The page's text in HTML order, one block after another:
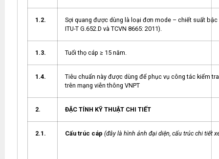
1.2.
Sợi quang được dùng là loại đơn mode – chiết suất
ITU-T G.652.D và TCVN 8665: 2011).
1.3. Tuổi thọ cáp ≥ 15 năm.
1.4.
Tiêu chuẩn này được dùng để phục vụ công tác kiểm
trên mạng viễn thông VNPT
2. ĐẶC TÍNH KỸ THUẬT CHI TIẾT
2.1. Cấu trúc cáp (đây là hình ảnh đại diện, cấu trúc chi tiết